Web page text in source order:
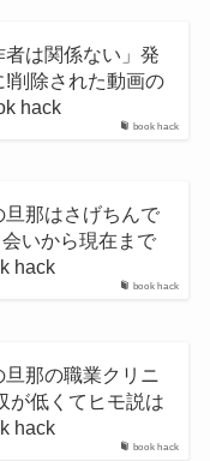
book hack
は関係ない」発
削除された動画の
hack
book hack
旦那はさげちんで
いから現在まで
hack
book hack
那の職業クリニ
が低くてヒモ説は
hack